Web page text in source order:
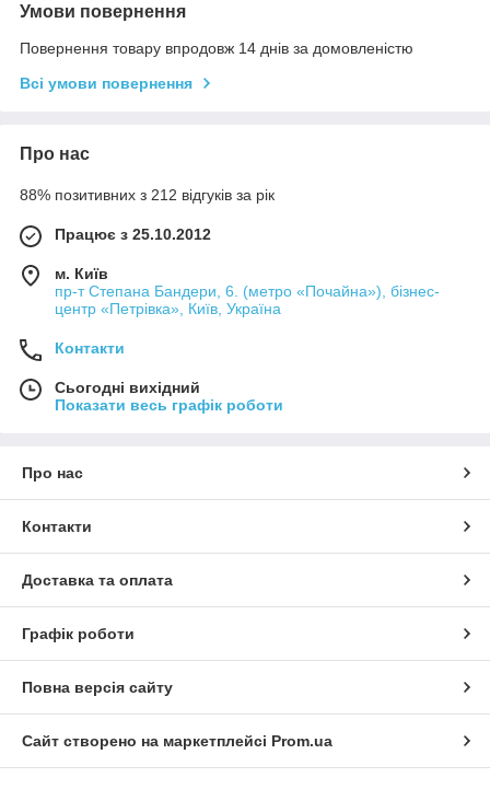
Умови повернення
Повернення товару впродовж 14 днів за домовленістю
Всі умови повернення
Про нас
88% позитивних з 212 відгуків за рік
Працює з 25.10.2012
м. Київ
пр-т Степана Бандери, 6. (метро «Почайна»), бізнес-
центр «Петрівка», Київ, Україна
Контакти
Сьогодні вихідний
Показати весь графік роботи
Про нас
Контакти
Доставка та оплата
Графік роботи
Повна версія сайту
Сайт створено на маркетплейсі Prom.ua